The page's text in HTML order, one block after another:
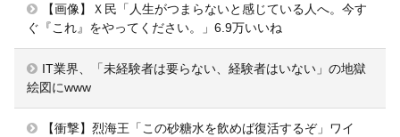
【画像】Ｘ民「人生がつまらないと感じている人へ。今す
ぐ『これ』をやってください。」6.9万いいね
IT業界、「未経験者は要らない、経験者はいない」の地獄
絵図にwww
【衝撃】烈海王「この砂糖水を飲めば復活するぞ」ワイ